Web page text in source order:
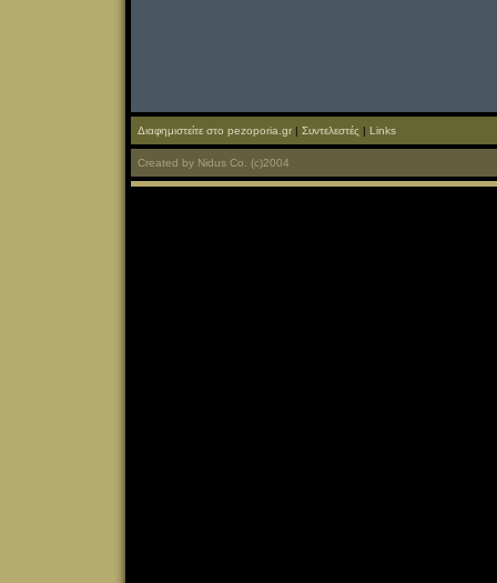
Διαφημιστείτε στο pezoporia.gr | Συντελεστές | Links
Created by Nidus Co. (c)2004